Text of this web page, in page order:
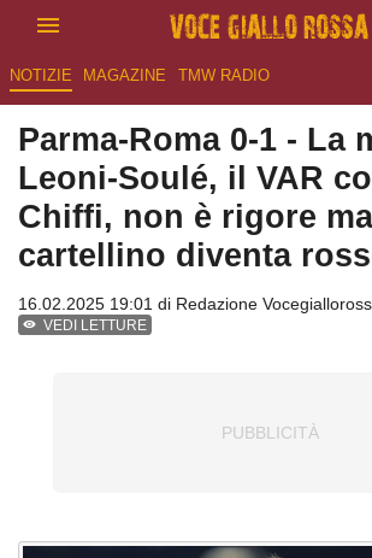
NOTIZIE MAGAZINE TMW RADIO
Parma-Roma 0-1 - La
Leoni-Soulé, il VAR
Chiffi, non è rigore
cartellino diventa
16.02.2025 19:01 di Redazione
VEDI LETTURE